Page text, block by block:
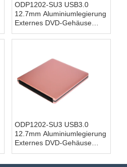
ODP1202-SU3 USB3.0
12.7mm Aluminiumlegierung
Externes DVD-Gehäuse
(Blau)
ODP1202-SU3 USB3.0
12.7mm Aluminiumlegierung
Externes DVD-Gehäuse
(pink)